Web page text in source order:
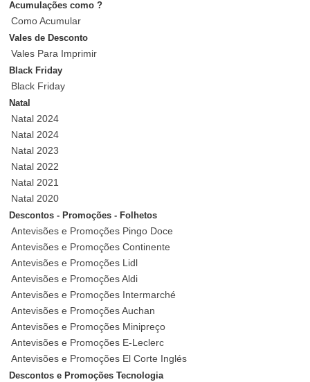
Acumulações como ?
Como Acumular
Vales de Desconto
Vales Para Imprimir
Black Friday
Black Friday
Natal
Natal 2024
Natal 2024
Natal 2023
Natal 2022
Natal 2021
Natal 2020
Descontos - Promoções - Folhetos
Antevisões e Promoções Pingo Doce
Antevisões e Promoções Continente
Antevisões e Promoções Lidl
Antevisões e Promoções Aldi
Antevisões e Promoções Intermarché
Antevisões e Promoções Auchan
Antevisões e Promoções Minipreço
Antevisões e Promoções E-Leclerc
Antevisões e Promoções El Corte Inglés
Descontos e Promoções Tecnologia